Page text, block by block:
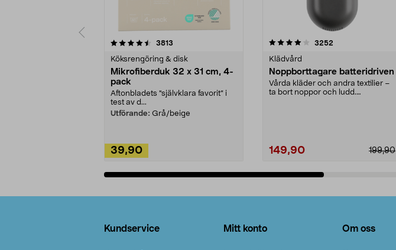
3813
Köksrengöring & disk
Mikrofiberduk 32 x 31 cm, 4-
pack
Aftonbladets "självklara favorit” i
test av d...
Utförande: Grå/beige
39,90
4.0av 5 stjärnor 3252
Klädvård
Noppborttagare batteridriven
Vårda kläder och andra textilier –
ta bort noppor och ludd.
199,90
149,90
4.5av 5 stjärnor
Kundservice Mitt konto Om oss